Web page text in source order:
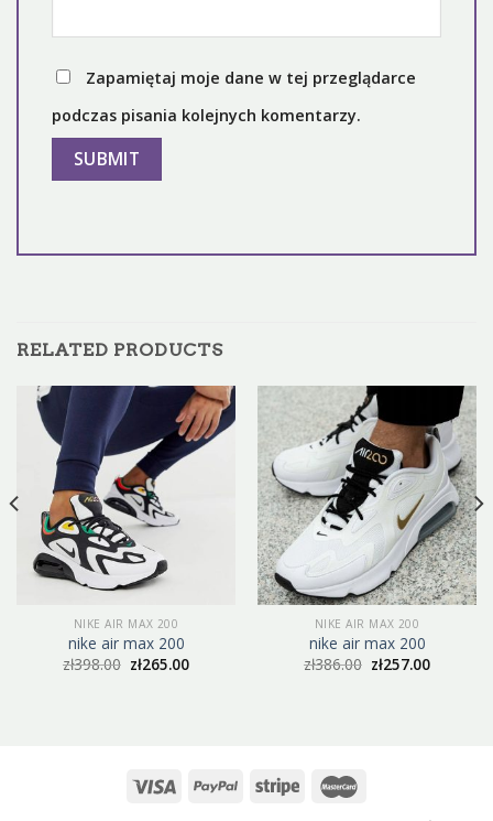
Zapamiętaj moje dane w tej przeglądarce
podczas pisania kolejnych komentarzy.
RELATED PRODUCTS
NIKE AIR MAX 200
nike air max 200
zł398.00 zł265.00
NIKE AIR MAX 200
nike air max 200
zł386.00 zł257.00